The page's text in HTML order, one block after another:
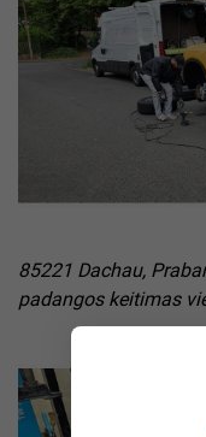
85221 Dachau,
padangos keitimas